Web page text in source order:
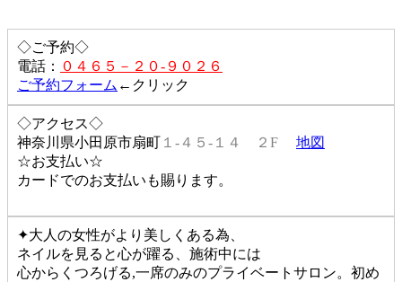
◇ご予約◇
電話： ０４６５－２０-９０２６
ご予約フォーム ←クリック
◇アクセス◇
神奈川県小田原市扇町 １-４５-１４ ２F
地図
☆お支払い☆
カードでのお支払いも賜ります。
✦大人の女性がより美しくある為、
ネイルを見ると心が躍る、施術中には
心からくつろげる,一席のみのプライベートサロン。初め